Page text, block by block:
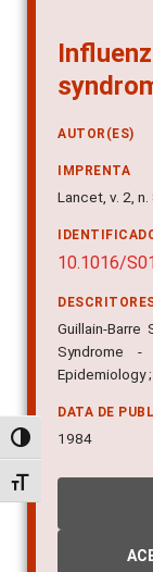
Alternar alto
Alternar tamanho
AUTOR(ES)
IMPRENTA
Lancet, v. 2,
10.1016/
Guillain-Barre
Syndrome -
Epidemiology
DATA DE
1984